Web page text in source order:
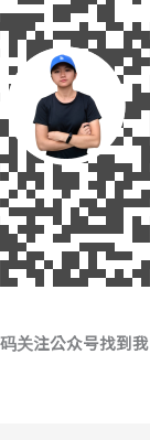
关注公众号找到我